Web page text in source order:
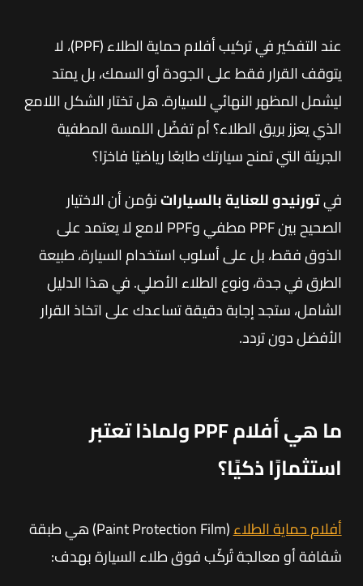
عند التفكير في تركيب أفلام حماية الطلاء (PPF)، لا
يتوقف القرار فقط على الجودة أو السمك، بل يمتد
ليشمل المظهر النهائي للسيارة. هل تختار الشكل اللامع
الذي يعزز بريق الطلاء؟ أم تفضّل اللمسة المطفية
الجريئة التي تمنح سيارتك طابعًا رياضيًا فاخرًا؟
فيتورنيدو للعناية بالسياراتنؤمن أن الاختيار
الصحيح بين PPF مطفي وPPF لامع لا يعتمد على
الذوق فقط، بل على أسلوب استخدام السيارة، طبيعة
الطرق في جدة، ونوع الطلاء الأصلي. في هذا الدليل
الشامل، ستجد إجابة دقيقة تساعدك على اتخاذ القرار
الأفضل دون تردد.
ما هي أفلام PPF ولماذا تعتبر
استثمارًا ذكيًا؟
أفلام حماية الطلاء
(Paint Protection Film) هي طبقة
شفافة أو معالجة تُركّب فوق طلاء السيارة بهدف: